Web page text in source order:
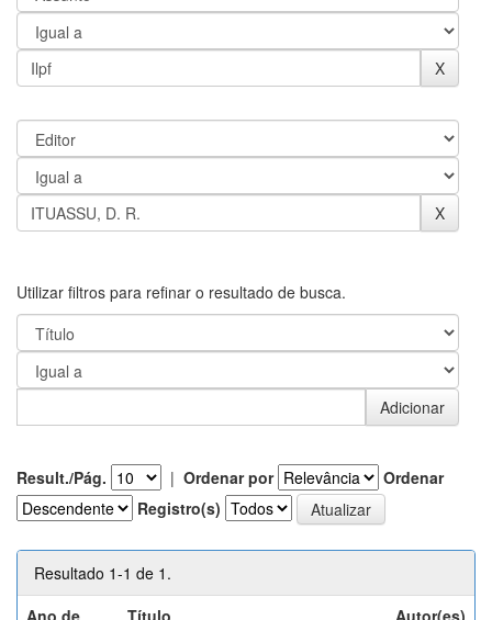
Utilizar filtros para refinar o resultado de busca.
Result./Pág. | Ordenar por
Ordenar
Registro(s)
Resultado 1-1 de 1.
Ano de
Título Autor(es)